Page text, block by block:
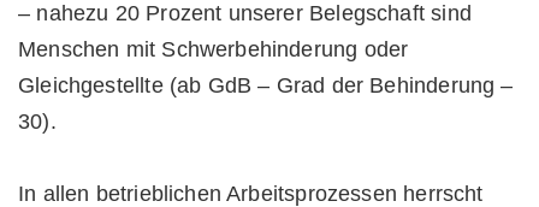
– nahezu 20 Prozent unserer Belegschaft sind
Menschen mit Schwerbehinderung oder
Gleichgestellte (ab GdB – Grad der Behinderung –
30).
In allen betrieblichen Arbeitsprozessen herrscht